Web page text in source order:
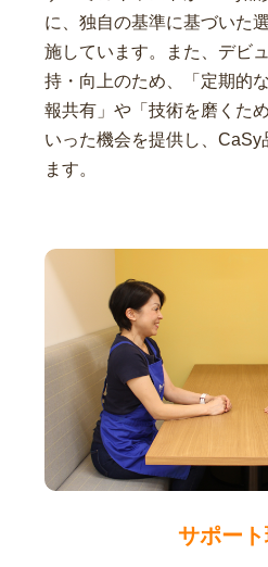
に、独自の基準に基づいた
施しています。また、デビ
持・向上のため、「定期的
報共有」や「技術を磨くた
いった機会を提供し、CaSy
ます。
サポー